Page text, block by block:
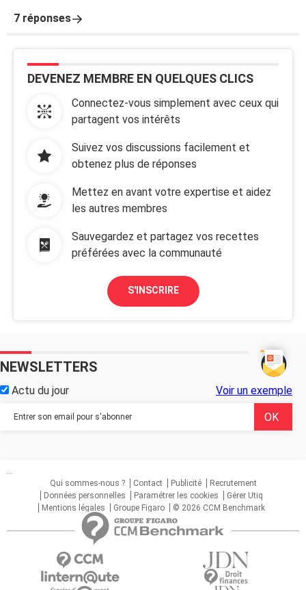
7 réponses
DEVENEZ MEMBRE EN QUELQUES CLICS
Connectez-vous simplement avec ceux qui
partagent vos intérêts
Suivez vos discussions facilement et
obtenez plus de réponses
Mettez en avant votre expertise et aidez
les autres membres
Sauvegardez et partagez vos recettes
préférées avec la communauté
S'INSCRIRE
NEWSLETTERS
Actu du jour Voir un exemple
...
Qui sommes-nous ?
Contact Publicité
Recrutement
Données personnelles
Paramétrer les cookies
Gérer Utiq
Mentions légales
Groupe Figaro © 2026 CCM Benchmark